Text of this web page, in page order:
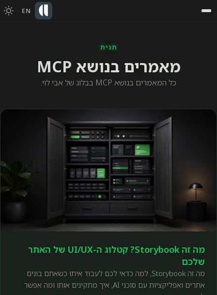
EN
תגית
מאמרים בנושא MCP
כל המאמרים בנושא MCP בבלוג של אבי לוי.
מה זה Storybook? קטלוג ה-UI/UX של האתר
שלכם
מה זה Storybook, למה כדאי לכם לעבוד איתו כשאתם בונים
אתרים ואפליקציות עם סוכני AI, איך מתקינים אותו ומה אפשר